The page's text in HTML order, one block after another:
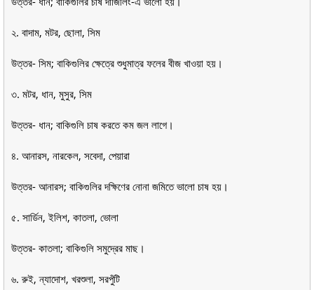
২. বাদাম, মটর, ছোলা, সিম
উত্তর- সিম; বাকিগুলির ক্ষেত্রে শুধুমাত্র ফলের বীজ খাওয়া হয়।
৩. মটর, ধান, মুসুর, সিম
উত্তর- ধান; বাকিগুলি চাষ করতে কম জল লাগে।
৪. আনারস, নারকেল, সবেদা, পেয়ারা
উত্তর- আনারস; বাকিগুলির দক্ষিণের নোনা জমিতে ভালো চাষ হয়।
৫. সার্ডিন, ইলিশ, কাতলা, ভোলা
উত্তর- কাতলা; বাকিগুলি সমুদ্রের মাছ।
৬. রুই, ন্যাদোশ, খরশুলা, সরপুঁটি